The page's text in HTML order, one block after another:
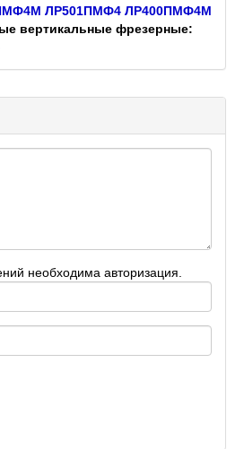
ЛР501ПМФ4 ЛР400ПМФ4М
вертикальные фрезерные:
необходима авторизация.